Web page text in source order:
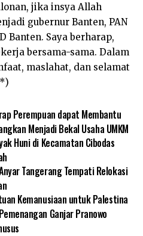
jika insya Allah
gubernur Banten, PAN
Banten. Saya berharap,
bersama-sama. Dalam
maslahat, dan selamat
Perempuan dapat Membantu
Menjadi Bekal Usaha UMKM
Huni di Kecamatan Cibodas
Tangerang Tempati Relokasi
Kemanusiaan untuk Palestina
Ganjar Pranowo